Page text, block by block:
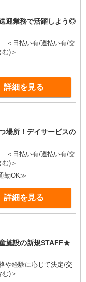
迎業務で活躍しよう◎
＜日払い有/週払い有/交
)＞
詳細を見る
場所！デイサービスの
＜日払い有/週払い有/交
)＞
勤OK≫
詳細を見る
施設の新規STAFF★
や経験に応じて決定/交
)＞